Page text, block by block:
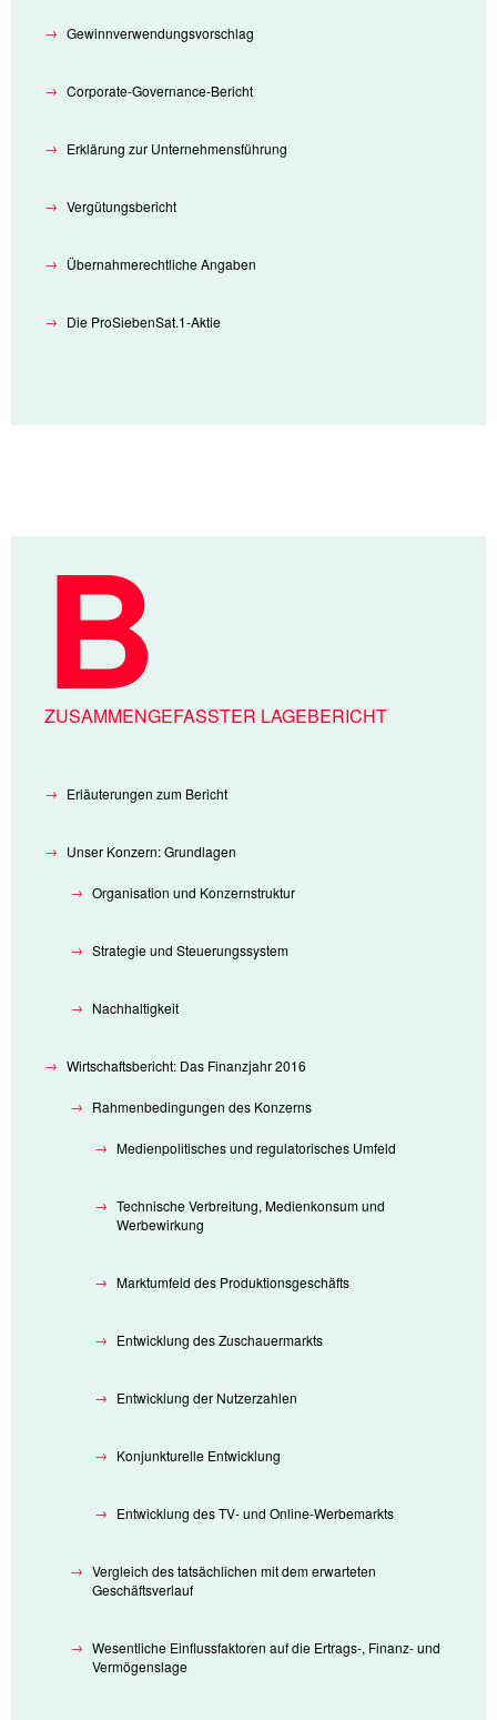
Gewinn­verwendungs­vorschlag
Corporate-Governance-Bericht
Erklärung zur Unternehmensführung
Vergütungsbericht
Übernahmerechtliche Angaben
Die ProSiebenSat.1-Aktie
ZUSAMMENGEFASSTER LAGEBERICHT
Erläuterungen zum Bericht
Unser Konzern: Grundlagen
Organisation und Konzernstruktur
Strategie und Steuerungssystem
Nachhaltigkeit
Wirtschaftsbericht: Das Finanzjahr 2016
Rahmenbedingungen des Konzerns
Medienpolitisches und regulatorisches Umfeld
Technische Verbreitung, Medienkonsum und
Werbewirkung
Marktumfeld des Produktionsgeschäfts
Entwicklung des Zuschauermarkts
Entwicklung der Nutzerzahlen
Konjunkturelle Entwicklung
Entwicklung des TV- und Online-Werbemarkts
Vergleich des tatsächlichen mit dem erwarteten
Geschäftsverlauf
Wesentliche Einflussfaktoren auf die Ertrags-, Finanz- und
Vermögenslage